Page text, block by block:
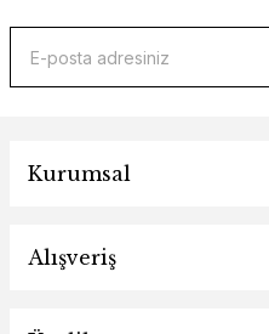
Kurumsal
Alışveriş